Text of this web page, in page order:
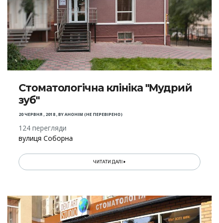
Стоматологічна клініка "Мудрий
зуб"
20 ЧЕРВНЯ , 2018,BYАНОНІМ (НЕ ПЕРЕВІРЕНО)
124 перегляди
вулиця Соборна
ЧИТАТИ ДАЛІ